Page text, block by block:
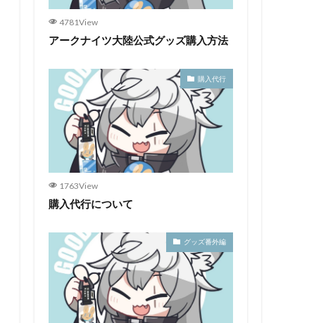
4781View
アークナイツ大陸公式グッズ購入方法
購入代行
1763View
購入代行について
グッズ番外編